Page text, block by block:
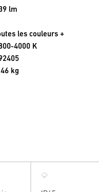
lm
les couleurs +
4000 K
kg